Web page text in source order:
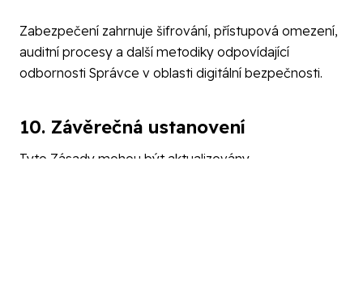
Zabezpečení zahrnuje šifrování, přístupová omezení,
auditní procesy a další metodiky odpovídající
odbornosti Správce v oblasti digitální bezpečnosti.
10. Závěrečná ustanovení
Tyto Zásady mohou být aktualizovány.